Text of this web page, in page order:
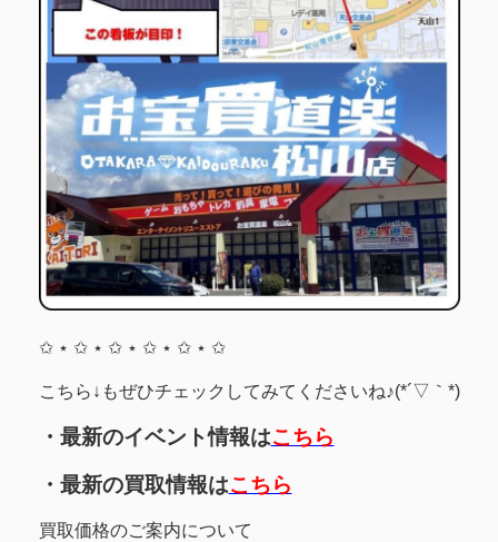
✩ ⋆ ✩ ⋆ ✩ ⋆ ✩ ⋆ ✩ ⋆ ✩
こちら↓もぜひチェックしてみてくださいね♪(*´▽｀*)
・最新のイベント情報はこちら
・最新の買取情報はこちら
買取価格のご案内について